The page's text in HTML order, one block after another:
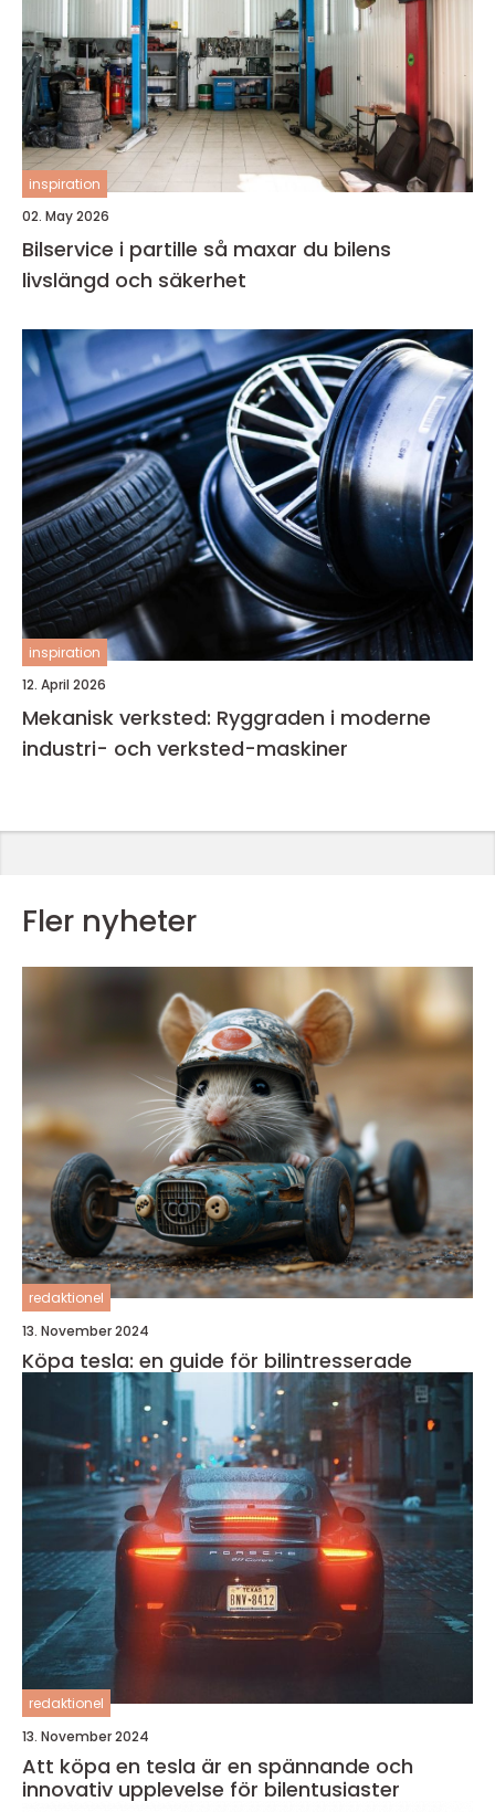
inspiration
02. May 2026
Bilservice i partille så maxar du bilens
livslängd och säkerhet
inspiration
12. April 2026
Mekanisk verksted: Ryggraden i moderne
industri- och verksted-maskiner
Fler nyheter
redaktionel
13. November 2024
Köpa tesla: en guide för bilintresserade
redaktionel
13. November 2024
Att köpa en tesla är en spännande och
innovativ upplevelse för bilentusiaster